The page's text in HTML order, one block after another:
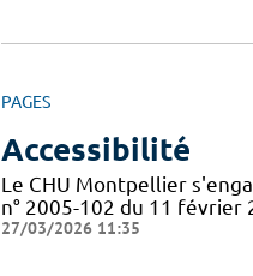
PAGES
Accessibilité
Le CHU Montpellier
n° 2005-102 du 11
27/03/2026 11:35